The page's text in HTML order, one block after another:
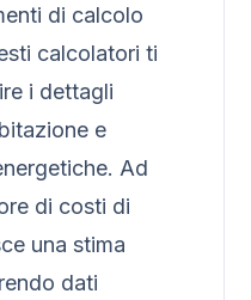
di calcolo
calcolatori ti
i dettagli
e
Ad
di costi di
una stima
dati